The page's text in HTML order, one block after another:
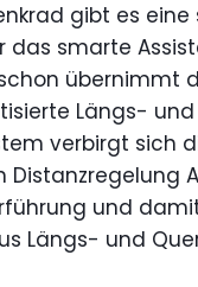
gibt es
das smarte
übernimmt
Längs- und
verbirgt sich
und
Längs- und